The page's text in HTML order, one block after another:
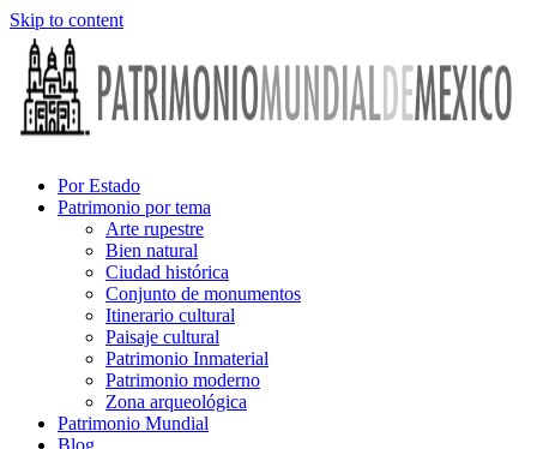
Skip to content
Por Estado
Patrimonio por tema
Arte rupestre
Bien natural
Ciudad histórica
Conjunto de monumentos
Itinerario cultural
Paisaje cultural
Patrimonio Inmaterial
Patrimonio moderno
Zona arqueológica
Patrimonio Mundial
Blog